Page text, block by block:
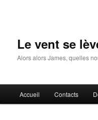
Le vent se
Alors alors James, quelles
principal
Accueil Contacts